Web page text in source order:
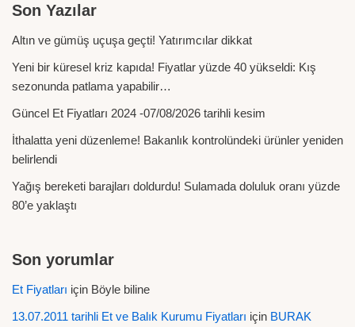
Son Yazılar
Altın ve gümüş uçuşa geçti! Yatırımcılar dikkat
Yeni bir küresel kriz kapıda! Fiyatlar yüzde 40 yükseldi: Kış
sezonunda patlama yapabilir…
Güncel Et Fiyatları 2024 -07/08/2026 tarihli kesim
İthalatta yeni düzenleme! Bakanlık kontrolündeki ürünler yeniden
belirlendi
Yağış bereketi barajları doldurdu! Sulamada doluluk oranı yüzde
80’e yaklaştı
Son yorumlar
Et Fiyatları için Böyle biline
13.07.2011 tarihli Et ve Balık Kurumu Fiyatları için BURAK